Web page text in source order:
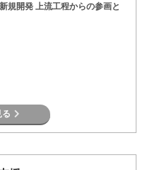
規開発 上流工程からの参画と
る